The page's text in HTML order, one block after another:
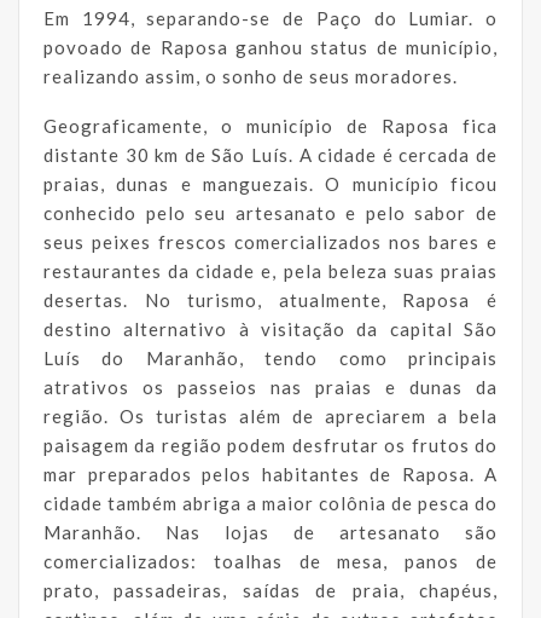
Em 1994, separando-se de Paço do Lumiar. o
povoado de Raposa ganhou status de município,
realizando assim, o sonho de seus moradores.
Geograficamente, o município de Raposa fica
distante 30 km de São Luís. A cidade é cercada de
praias, dunas e manguezais. O município ficou
conhecido pelo seu artesanato e pelo sabor de
seus peixes frescos comercializados nos bares e
restaurantes da cidade e, pela beleza suas praias
desertas. No turismo, atualmente, Raposa é
destino alternativo à visitação da capital São
Luís do Maranhão, tendo como principais
atrativos os passeios nas praias e dunas da
região. Os turistas além de apreciarem a bela
paisagem da região podem desfrutar os frutos do
mar preparados pelos habitantes de Raposa. A
cidade também abriga a maior colônia de pesca do
Maranhão. Nas lojas de artesanato são
comercializados: toalhas de mesa, panos de
prato, passadeiras, saídas de praia, chapéus,